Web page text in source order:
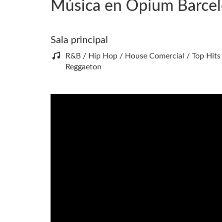
Música en Opium
Sala principal
R&B / Hip Hop / House Comercial / Top
Reggaeton